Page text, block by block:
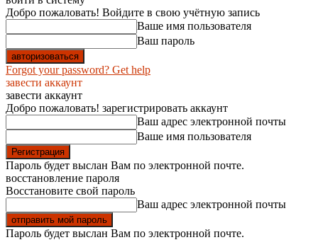
Добро пожаловать! Войдите в свою учётную запись
Ваше имя пользователя
Ваш пароль
Forgot your password? Get help
завести аккаунт
завести аккаунт
Добро пожаловать! зарегистрировать аккаунт
Ваш адрес электронной почты
Ваше имя пользователя
Пароль будет выслан Вам по электронной почте.
восстановление пароля
Восстановите свой пароль
Ваш адрес электронной почты
Пароль будет выслан Вам по электронной почте.